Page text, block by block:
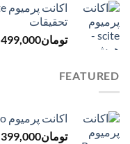
تحقیقات
تومان499,000
FEATURED
اکانت پرمیوم Puzzmo - سایت پازل و بازی های فکری
تومان399,000